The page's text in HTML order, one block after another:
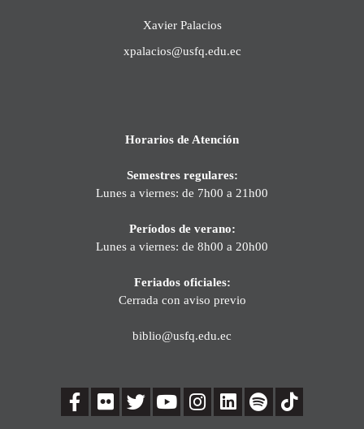
Xavier Palacios
xpalacios@usfq.edu.ec
Horarios de Atención
Semestres regulares:
Lunes a viernes: de 7h00 a 21h00
Períodos de verano:
Lunes a viernes: de 8h00 a 20h00
Feriados oficiales:
Cerrada con aviso previo
biblio@usfq.edu.ec